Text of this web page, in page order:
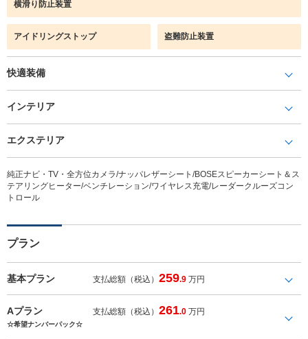
横滑り防止装置
アイドリングストップ 盗難防止装置
快適装備
インテリア
エクステリア
純正ナビ・TV・全方位カメラ/ナッパレザーシート/BOSEスピーカーシート＆ス
テアリングヒーター/ベンチレーション/ワイヤレス充電/レーダークルーズコン
トロール
プラン
基本プラン 支払総額（税込）259.9 万円
Aプラン 支払総額（税込）261.0 万円
☆希望ナンバーパック☆